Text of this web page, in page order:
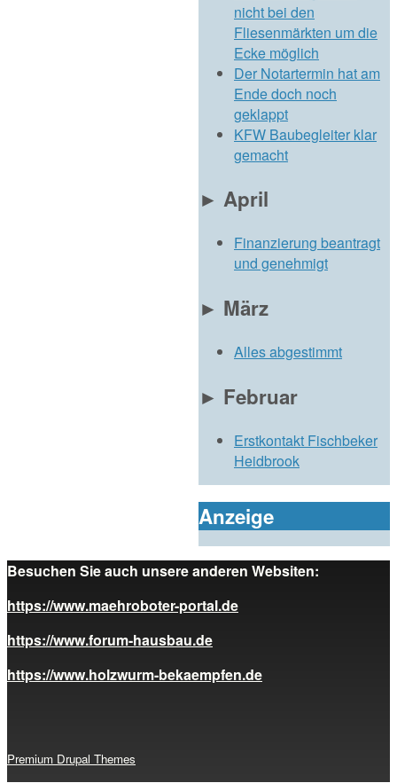
nicht bei den
Fliesenmärkten um die
Ecke möglich
Der Notartermin hat am
Ende doch noch
geklappt
KFW Baubegleiter klar
gemacht
► April
Finanzierung beantragt
und genehmigt
► März
Alles abgestimmt
► Februar
Erstkontakt Fischbeker
Heidbrook
Anzeige
Besuchen Sie auch unsere anderen Websiten:
https://www.maehroboter-portal.de
https://www.forum-hausbau.de
https://www.holzwurm-bekaempfen.de
Premium Drupal Themes